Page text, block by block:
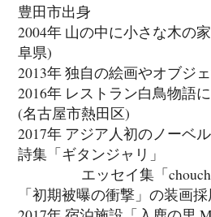
豊田市出身
2004年 山の中に小さな木の
阜県)
2013年 独自の絵画やオブジ
2016年 レストラン白鳥物語に
(名古屋市熱田区)
2017年 アジア人初のノーベ
詩集「ギタンジャリ」
エッセイ集「
「初期被曝の衝撃」の装画